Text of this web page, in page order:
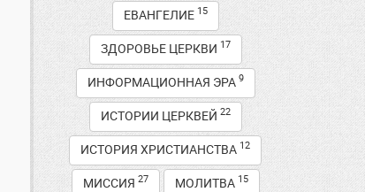
ЕВАНГЕЛИЕ 15
ЗДОРОВЬЕ ЦЕРКВИ 17
ИНФОРМАЦИОННАЯ ЭРА 9
ИСТОРИИ ЦЕРКВЕЙ 22
ИСТОРИЯ ХРИСТИАНСТВА 12
МИССИЯ 27 МОЛИТВА 15